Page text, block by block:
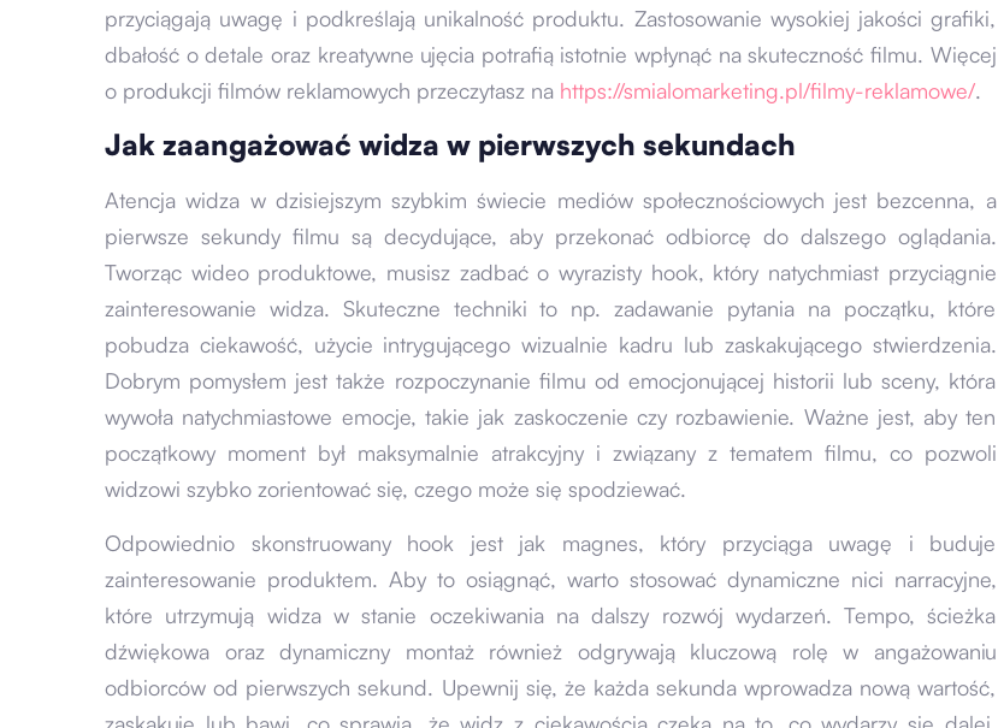
przyciągają uwagę i podkreślają unikalność produktu. Zastosowanie wysokiej jakości grafiki,
dbałość o detale oraz kreatywne ujęcia potrafią istotnie wpłynąć na skuteczność filmu. Więcej
o produkcji filmów reklamowych przeczytasz na https://smialomarketing.pl/filmy-reklamowe/.
Jak zaangażować widza w pierwszych sekundach
Atencja widza w dzisiejszym szybkim świecie mediów społecznościowych jest bezcenna, a
pierwsze sekundy filmu są decydujące, aby przekonać odbiorcę do dalszego oglądania.
Tworząc wideo produktowe, musisz zadbać o wyrazisty hook, który natychmiast przyciągnie
zainteresowanie widza. Skuteczne techniki to np. zadawanie pytania na początku, które
pobudza ciekawość, użycie intrygującego wizualnie kadru lub zaskakującego stwierdzenia.
Dobrym pomysłem jest także rozpoczynanie filmu od emocjonującej historii lub sceny, która
wywoła natychmiastowe emocje, takie jak zaskoczenie czy rozbawienie. Ważne jest, aby ten
początkowy moment był maksymalnie atrakcyjny i związany z tematem filmu, co pozwoli
widzowi szybko zorientować się, czego może się spodziewać.
Odpowiednio skonstruowany hook jest jak magnes, który przyciąga uwagę i buduje
zainteresowanie produktem. Aby to osiągnąć, warto stosować dynamiczne nici narracyjne,
które utrzymują widza w stanie oczekiwania na dalszy rozwój wydarzeń. Tempo, ścieżka
dźwiękowa oraz dynamiczny montaż również odgrywają kluczową rolę w angażowaniu
odbiorców od pierwszych sekund. Upewnij się, że każda sekunda wprowadza nową wartość,